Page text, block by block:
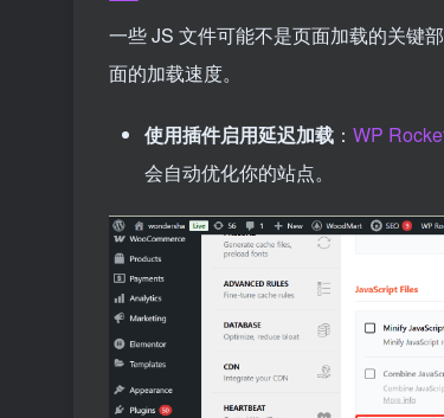
一些 JS 文件可能不是页面加载的关键
面的加载速度。
使用插件启用延迟加载 ： WP
会自动优化你的站点。